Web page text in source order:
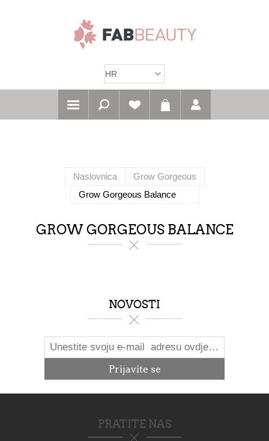
Naslovnica
Grow Gorgeous
Grow Gorgeous Balance
GROW GORGEOUS BALANCE
NOVOSTI
PRATITE NAS